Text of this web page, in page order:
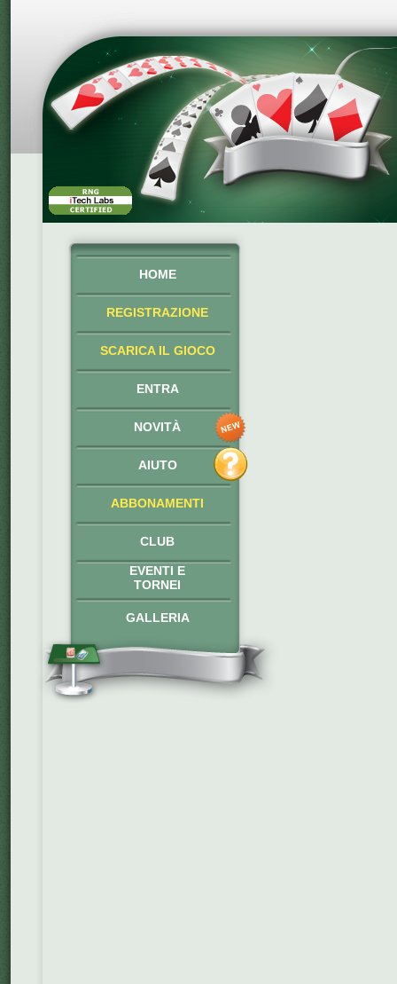
HOME
REGISTRAZIONE
SCARICA IL GIOCO
ENTRA
NOVITÀ
AIUTO
ABBONAMENTI
CLUB
EVENTI E
TORNEI
GALLERIA